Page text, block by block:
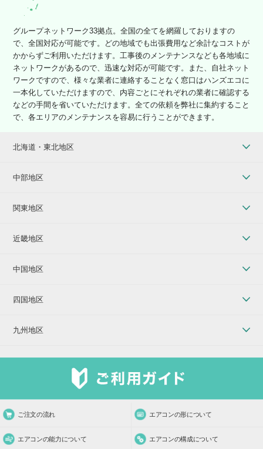
グループネットワーク33拠点。全国の全てを網羅しておりますの
で、全国対応が可能です。どの地域でも出張費用など余計なコストが
かからずご利用いただけます。工事後のメンテナンスなども各地域に
ネットワークがあるので、迅速な対応が可能です。また、自社ネット
ワークですので、様々な業者に連絡することなく窓口はハンズエコに
一本化していただけますので、内容ごとにそれぞれの業者に確認する
などの手間を省いていただけます。全ての依頼を弊社に集約すること
で、各エリアのメンテナンスを容易に行うことができます。
北海道・東北地区
中部地区
関東地区
近畿地区
中国地区
四国地区
九州地区
ご注文の流れ エアコンの形について
エアコンの能力について エアコンの構成について